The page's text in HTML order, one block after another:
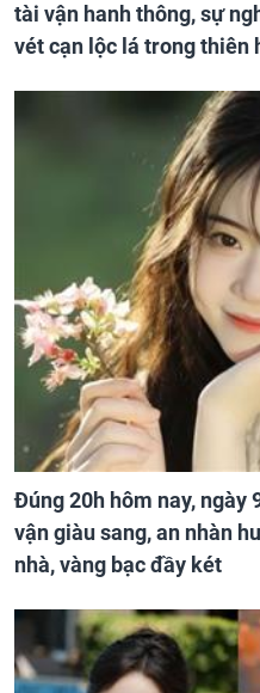
tài vận hanh thông, sự
vét cạn lộc lá trong thiên
Đúng 20h hôm nay, ngày
vận giàu sang, an nhàn
nhà, vàng bạc đầy két